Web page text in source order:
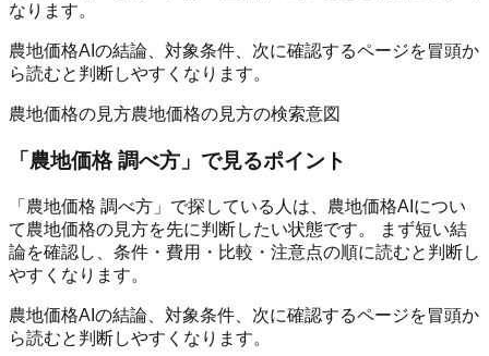
なります。
農地価格AIの結論、対象条件、次に確認するページを冒頭か
ら読むと判断しやすくなります。
農地価格の見方農地価格の見方の検索意図
「 農地価格 調べ方 」で見るポイント
「農地価格 調べ方」で探している人は、農地価格AIについ
て農地価格の見方を先に判断したい状態です。 まず短い結
論を確認し、条件・費用・比較・注意点の順に読むと判断し
やすくなります。
農地価格AIの結論、対象条件、次に確認するページを冒頭か
ら読むと判断しやすくなります。